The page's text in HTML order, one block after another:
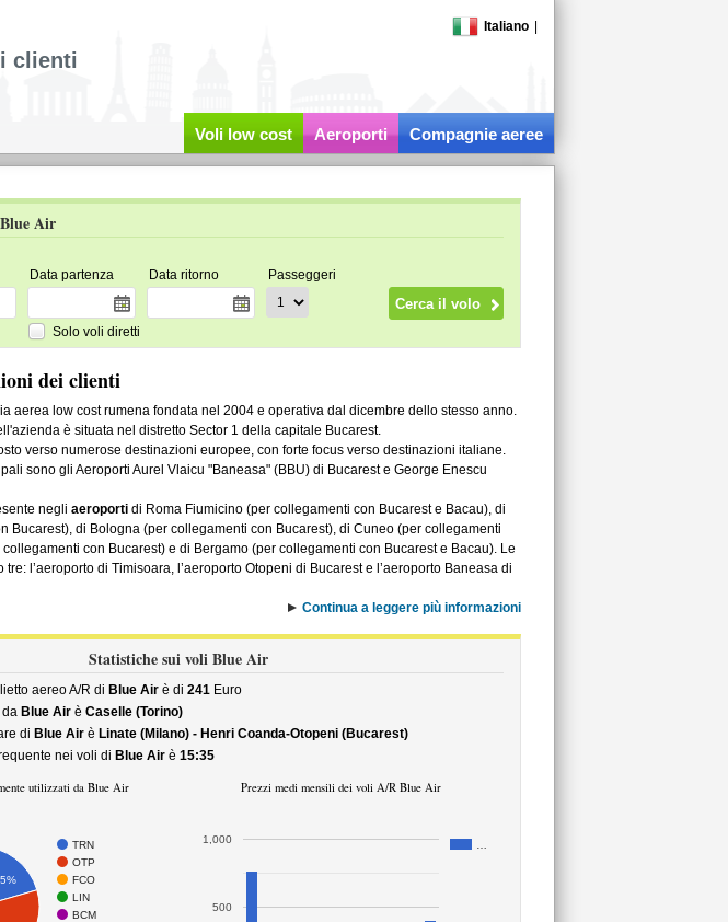
Italiano
clienti
Voli low cost Aeroporti Compagnie aeree
Air
Data partenza Data ritorno Passeggeri
Solo voli diretti
dei clienti
aerea low cost rumena fondata nel 2004 e operativa dal dicembre dello stesso anno.
è situata nel distretto Sector 1 della capitale Bucarest.
verso numerose destinazioni europee, con forte focus verso destinazioni italiane.
sono gli Aeroporti Aurel Vlaicu "Baneasa" (BBU) di Bucarest e George Enescu
negli aeroportidi Roma Fiumicino (per collegamenti con Bucarest e Bacau), di
Bucarest), di Bologna (per collegamenti con Bucarest), di Cuneo (per collegamenti
con Bucarest) e di Bergamo (per collegamenti con Bucarest e Bacau). Le
l’aeroporto di Timisoara, l’aeroporto Otopeni di Bucarest e l’aeroporto Baneasa di
Continua a leggere più informazioni
Statistiche sui voli Blue Air
aereo A/R di Blue Airè di 241Euro
da Blue Airè Caselle (Torino)
di Blue Airè Linate (Milano) - Henri Coanda-Otopeni (Bucarest)
nei voli di Blue Airè 15:35
utilizzati da Blue Air
TRN
OTP
FCO
LIN
BCM
Prezzi medi mensili dei voli A/R Blue Air
500
1,000